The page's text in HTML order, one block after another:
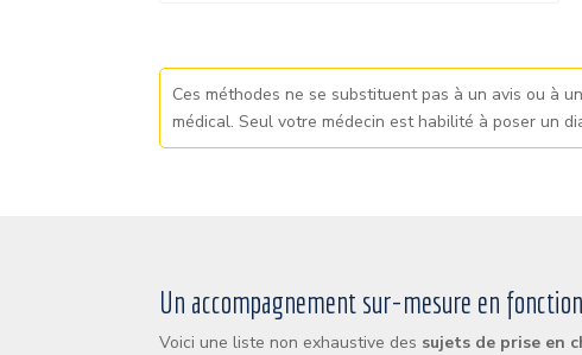
Ces méthodes ne se substituent pas à un avis ou à
médical. Seul votre médecin est habilité à poser un
Un accompagnement sur-mesure en
Voici une liste non exhaustive des sujets de prise en